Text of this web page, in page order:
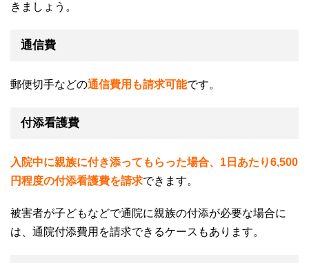
きましょう。
通信費
郵便切手などの通信費用も請求可能です。
付添看護費
入院中に親族に付き添ってもらった場合、1日あたり6,500
円程度の付添看護費を請求できます。
被害者が子どもなどで通院に親族の付添が必要な場合に
は、通院付添費用を請求できるケースもあります。